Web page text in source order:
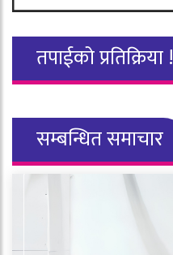
तपाईको प्रतिक्रिया !
सम्बन्धित समाचार